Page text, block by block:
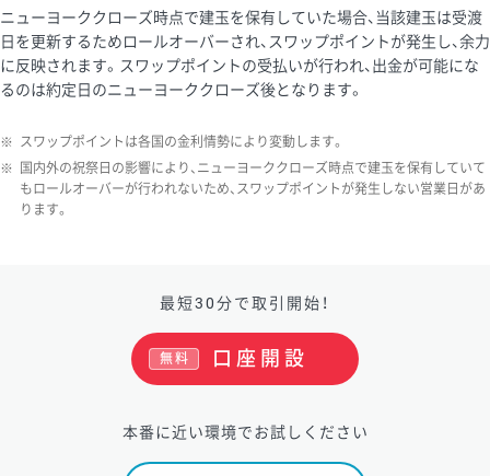
ニューヨーククローズ時点で建玉を保有していた場合、当該建玉は受渡
日を更新するためロールオーバーされ、スワップポイントが発生し、余力
に反映されます。スワップポイントの受払いが行われ、出金が可能にな
るのは約定日のニューヨーククローズ後となります。
※ スワップポイントは各国の金利情勢により変動します。
※
国内外の祝祭日の影響により、ニューヨーククローズ時点で建玉を保有していて
もロールオーバーが行われないため、スワップポイントが発生しない営業日があ
ります。
最短30分で取引開始！
口座開設
無料
本番に近い環境でお試しください